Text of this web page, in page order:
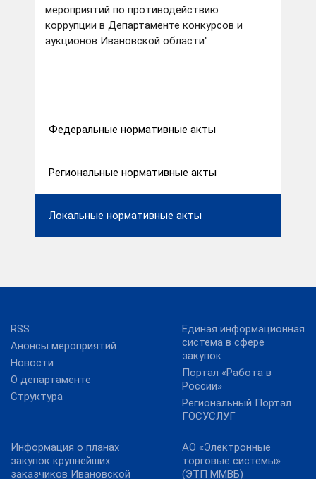
мероприятий по противодействию
коррупции в Департаменте конкурсов и
аукционов Ивановской области"
Федеральные нормативные акты
Региональные нормативные акты
Локальные нормативные акты
RSS
Анонсы мероприятий
Новости
О департаменте
Структура
Единая информационная
система в сфере
закупок
Портал «Работа в
России»
Региональный Портал
ГОСУСЛУГ
Информация о планах
закупок крупнейших
заказчиков Ивановской
АО «Электронные
торговые системы»
(ЭТП ММВБ)